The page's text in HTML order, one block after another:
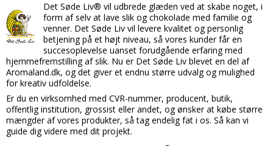
Banan aroma
Blåbær aroma
Candy aroma
Chokolade aroma
Citron aroma
Cola aroma
Dessert aroma
Aromaer
Chokolade
Delikatesser
Farver
Forme
Chokoladeforme
Isenkram
Opskrifter
Bolsjer
Chokolade
Dragé
Drikkelse
Butikker
Information
Om os
Kontakt
Det Søde Liv® vil udbrede glæden ved at skabe noget, i
form af selv at lave slik og chokolade med familie og
venner. Det Søde Liv vil levere kvalitet og personlig
betjening på et højt niveau, så vores kunder får en
succesoplevelse uanset forudgående erfaring med
hjemmefremstilling af slik. Nu er Det Søde Liv blevet en del af
Aromaland.dk, og det giver et endnu større udvalg og mulighed
for kreativ udfoldelse.
Er du en virksomhed med CVR-nummer, producent, butik,
offentlig institution, grossist eller andet, og ønsker at købe større
mængder af vores produkter, så tag endelig fat i os. Så kan vi
guide dig videre med dit projekt.